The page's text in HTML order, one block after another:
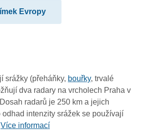
10:25
10:15
10:05
09:55
Evropy
srážky (přeháňky, bouřky, trvalé
dva radary na vrcholech Praha v
radarů je 250 km a jejich
intenzity srážek se používají
Více informací